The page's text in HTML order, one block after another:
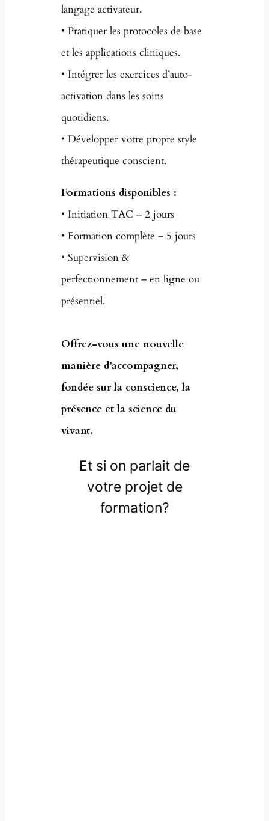
langage activateur.
• Pratiquer les protocoles de base
et les applications cliniques.
• Intégrer les exercices d’auto-
activation dans les soins
quotidiens.
• Développer votre propre style
thérapeutique conscient.
Formations disponibles :
• Initiation TAC – 2 jours
• Formation complète – 5 jours
• Supervision &
perfectionnement – en ligne ou
présentiel.
Offrez-vous une nouvelle
manière d’accompagner,
fondée sur la conscience, la
présence et la science du
vivant.
Et si on parlait de
votre projet de
formation?